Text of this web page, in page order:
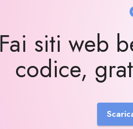
Fai siti web
codice,